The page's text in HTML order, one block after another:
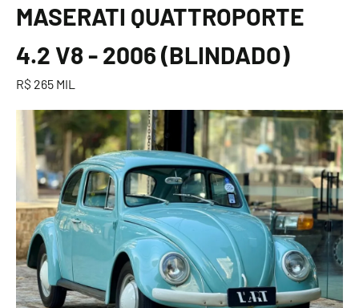
MASERATI QUATTROPORTE
4.2 V8 - 2006 (BLINDADO)
R$ 265 MIL